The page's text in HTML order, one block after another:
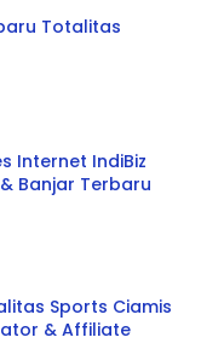
Totalitas
Internet IndiBiz
Banjar Terbaru
Sports Ciamis
& Affiliate